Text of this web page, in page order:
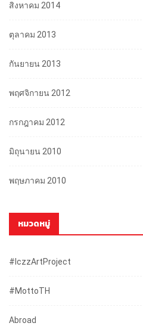
สิงหาคม 2014
ตุลาคม 2013
กันยายน 2013
พฤศจิกายน 2012
กรกฎาคม 2012
มิถุนายน 2010
พฤษภาคม 2010
หมวดหมู่
#iczzArtProject
#mottoTH
Abroad